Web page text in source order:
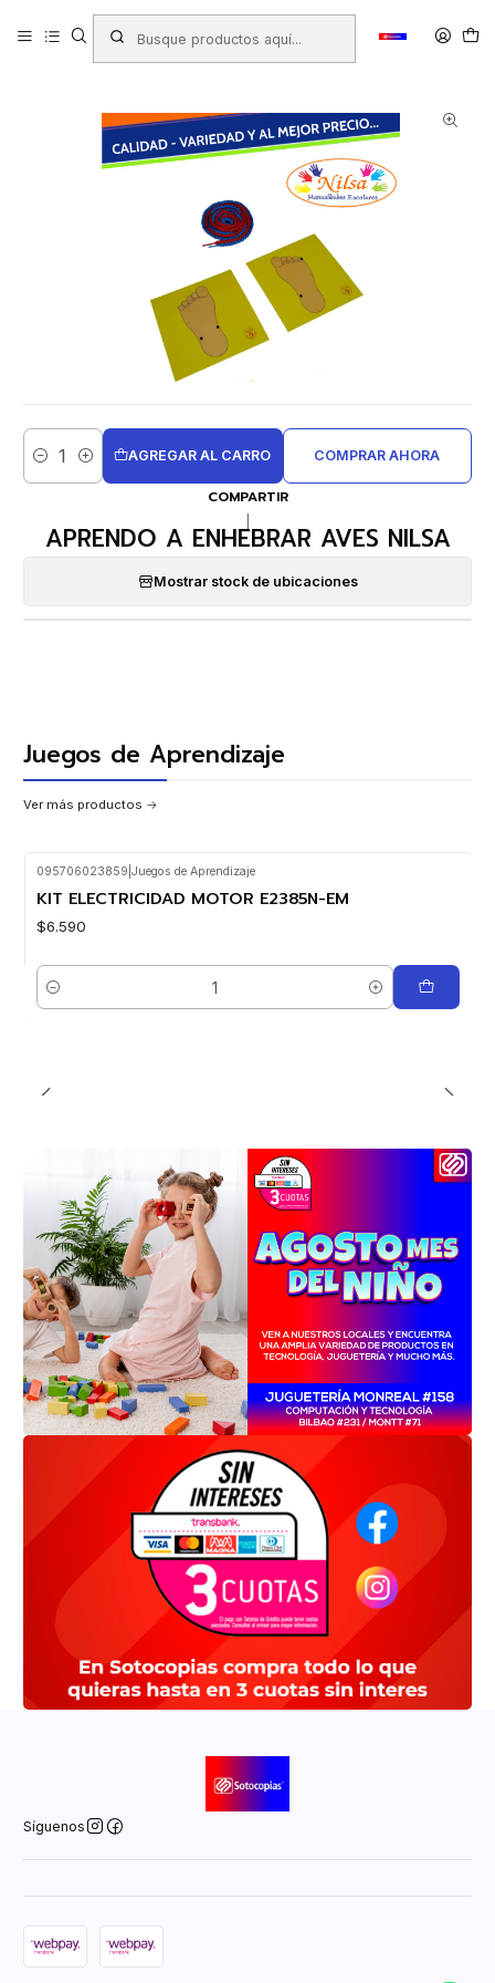
Productos JUGUETERIA Juegos Didacticos
Juegos de Aprendizaje APRENDO A ENHEBRAR AVES NILSA
Cantidad
AGREGAR AL CARRO COMPRAR AHORA
COMPARTIR
APRENDO A ENHEBRAR AVES NILSA
Mostrar stock de ubicaciones
Juegos de Aprendizaje
Ver más productos
095706023859 Juegos de Aprendizaje
KIT ELECTRICIDAD MOTOR E2385N-EM
$6.590
Cantidad
Síguenos